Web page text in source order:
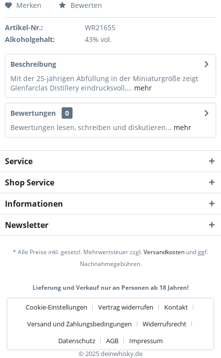
Merken Bewerten
Artikel-Nr.:
WR21655
Alkoholgehalt:
43% vol.
Beschreibung
Mit der 25-jährigen Abfüllung in der Miniaturgröße zeigt
Glenfarclas Distillery eindrucksvoll,... mehr
Bewertungen
0
Bewertungen lesen, schreiben und diskutieren... mehr
Service
Shop Service
Informationen
Newsletter
* Alle Preise inkl. gesetzl. Mehrwertsteuer zzgl.Versandkosten und ggf.
Nachnahmegebühren.
Lieferung und Verkauf nur an Personen ab 18 Jahren!
Cookie-Einstellungen Vertrag widerrufen
Kontakt
Versand und Zahlungsbedingungen
Widerrufsrecht
Datenschutz
AGB
Impressum
© 2025 deinwhisky.de